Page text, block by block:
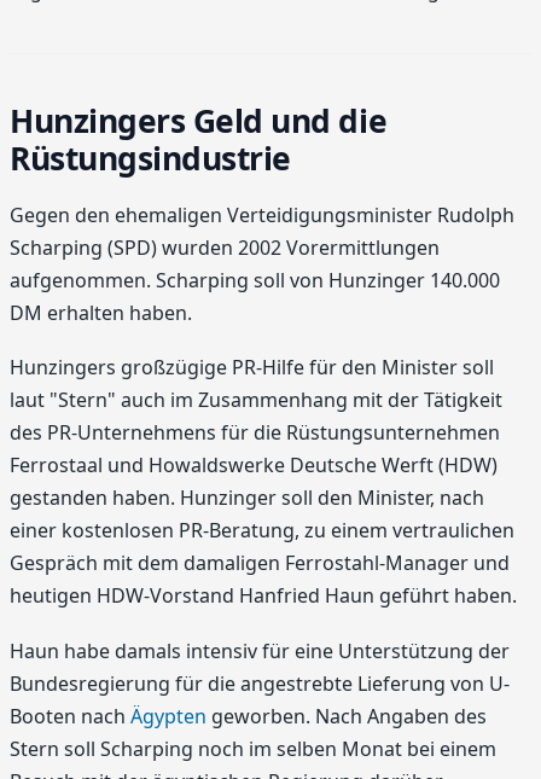
Hunzingers Geld und die
Rüstungsindustrie
Gegen den ehemaligen Verteidigungsminister Rudolph
Scharping (SPD) wurden 2002 Vorermittlungen
aufgenommen. Scharping soll von Hunzinger 140.000
DM erhalten haben.
Hunzingers großzügige PR-Hilfe für den Minister soll
laut "Stern" auch im Zusammenhang mit der Tätigkeit
des PR-Unternehmens für die Rüstungsunternehmen
Ferrostaal und Howaldswerke Deutsche Werft (HDW)
gestanden haben. Hunzinger soll den Minister, nach
einer kostenlosen PR-Beratung, zu einem vertraulichen
Gespräch mit dem damaligen Ferrostahl-Manager und
heutigen HDW-Vorstand Hanfried Haun geführt haben.
Haun habe damals intensiv für eine Unterstützung der
Bundesregierung für die angestrebte Lieferung von U-
Booten nach Ägypten geworben. Nach Angaben des
Stern soll Scharping noch im selben Monat bei einem